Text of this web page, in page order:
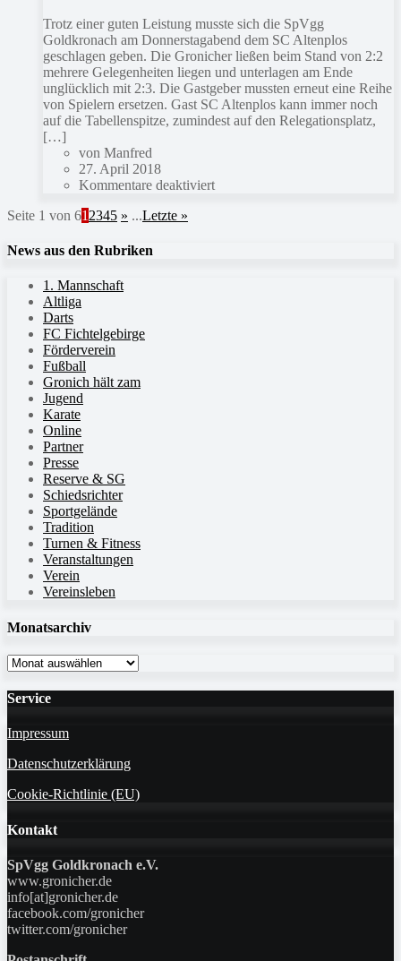
Trotz einer guten Leistung musste sich die SpVgg
Goldkronach am Donnerstagabend dem SC Altenplos
geschlagen geben. Die Gronicher ließen beim Stand von 2:2
mehrere Gelegenheiten liegen und unterlagen am Ende
unglücklich mit 2:3. Die Gastgeber mussten erneut eine Reihe
von Spielern ersetzen. Gast SC Altenplos kann immer noch
auf die Tabellenspitze, zumindest auf den Relegationsplatz,
[…]
von Manfred
27. April 2018
Kommentare deaktiviert
Seite 1 von 61 2345 » ...Letzte »
News aus den Rubriken
1. Mannschaft
Altliga
Darts
FC Fichtelgebirge
Förderverein
Fußball
Gronich hält zam
Jugend
Karate
Online
Partner
Presse
Reserve & SG
Schiedsrichter
Sportgelände
Tradition
Turnen & Fitness
Veranstaltungen
Verein
Vereinsleben
Monatsarchiv
Monatsarchiv
Service
Impressum
Datenschutzerklärung
Cookie-Richtlinie (EU)
Kontakt
SpVgg Goldkronach e.V.
www.gronicher.de
info[at]gronicher.de
facebook.com/gronicher
twitter.com/gronicher